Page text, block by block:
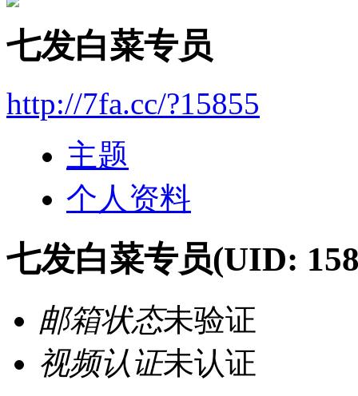
七发白菜专员
http://7fa.cc/?15855
主题
个人资料
七发白菜专员(UID:
邮箱状态未验证
视频认证未认证